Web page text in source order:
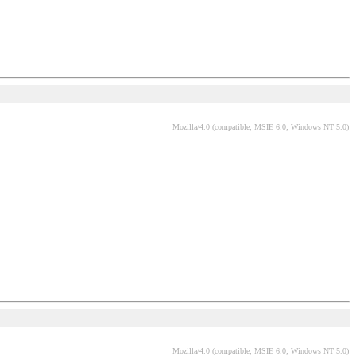
Mozilla/4.0 (compatible; MSIE 6.0; Windows NT 5.0)
Mozilla/4.0 (compatible; MSIE 6.0; Windows NT 5.0)